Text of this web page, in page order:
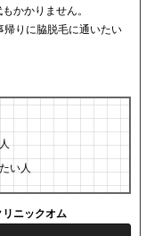
かかりません。
帰りに脇脱毛に通いたい
い人
ニックオム